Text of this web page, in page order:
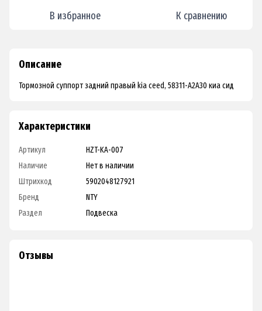
В избранное К сравнению
Описание
Тормозной суппорт задний правый kia ceed, 58311-A2A30 киа сид
Характеристики
Артикул
HZT-KA-007
Наличие
Нет в наличии
Штрихкод
5902048127921
Бренд
NTY
Раздел
Подвеска
Отзывы